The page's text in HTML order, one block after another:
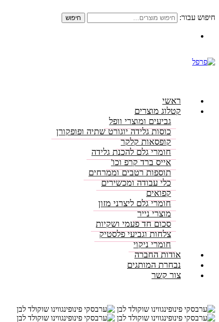
חיפוש עבור: חיפוש
ראשי
קטלוג מוצרים
גביעים ומוצרי וופל
כוסות גלידה יוגורט שתיה ופופקורן
קופסאות קלקר
חומרי גלם להכנת גלידה
אייס ברד קרפ וכו'
תוספות רטבים וממרחים
כלי עבודה ומכשירים
קפואים
חומרי גלם ליצרני מזון
מוצרי נייר
סכום חד פעמי ושקיות
צלחות וגביעי פלסטיק
חומרי ניקוי
אודות החברה
נבחרת המותגים
צור קשר